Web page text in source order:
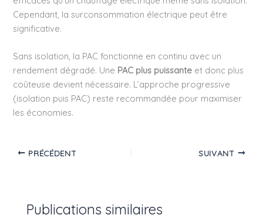
Cependant, la surconsommation électrique peut être
significative.
Sans isolation, la PAC fonctionne en continu avec un
rendement dégradé. Une PAC plus puissante et donc plus
coûteuse devient nécessaire. L’approche progressive
(isolation puis PAC) reste recommandée pour maximiser
les économies.
PRÉCÉDENT SUIVANT
Publications similaires